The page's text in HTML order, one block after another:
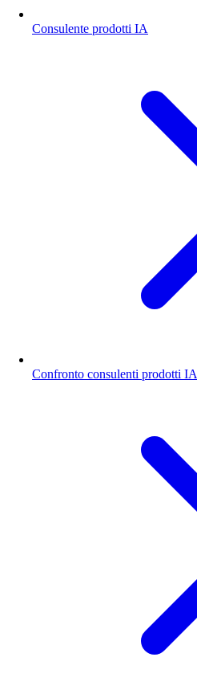
Consulente prodotti IA
Confronto consulenti prodotti IA